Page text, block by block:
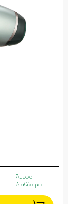
Άμεσα
Διαθέσιμο